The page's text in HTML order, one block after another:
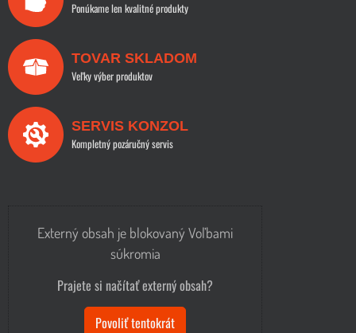
Ponúkame len kvalitné produkty
TOVAR SKLADOM
Veľky výber produktov
SERVIS KONZOL
Kompletný pozáručný servis
Externý obsah je blokovaný Voľbami
súkromia
Prajete si načítať externý obsah?
Povoliť tentokrát